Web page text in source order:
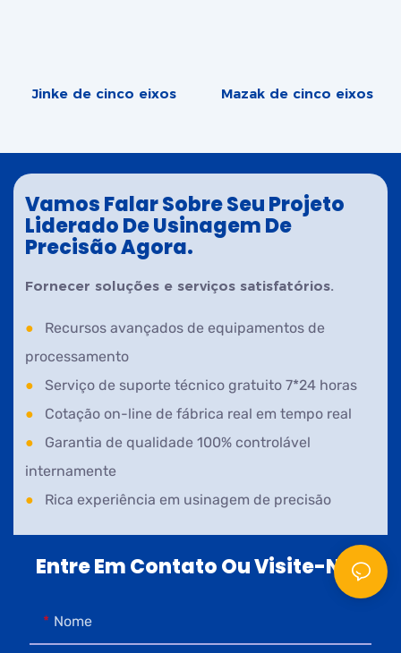
Jinke de cinco eixos Mazak de cinco eixos
Vamos Falar Sobre Seu Projeto
Liderado De Usinagem De
Precisão Agora.
Fornecer soluções e serviços satisfatórios.
●
Recursos avançados de equipamentos de
processamento
●
Serviço de suporte técnico gratuito 7*24 horas
●
Cotação on-line de fábrica real em tempo real
●
Garantia de qualidade 100% controlável
internamente
●
Rica experiência em usinagem de precisão
Entre Em Contato Ou Visite-Nos
Nome